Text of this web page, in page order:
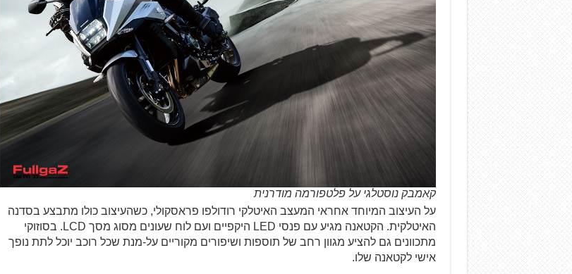
קאמבק נוסטלגי על פלטפורמה מודרנית
על העיצוב המיוחד אחראי המעצב האיטלקי רודולפו פראסקולי, כשהעיצוב כולו מתבצע בסדנה
האיטלקית. הקטאנה מגיע עם פנסי LED היקפיים ועם לוח שעונים מסוג מסך LCD. בסוזוקי
מתכוונים גם להציע מגוון רחב של תוספות ושיפורים מקוריים על-מנת שכל רוכב יוכל לתת נופך
אישי לקטאנה שלו.